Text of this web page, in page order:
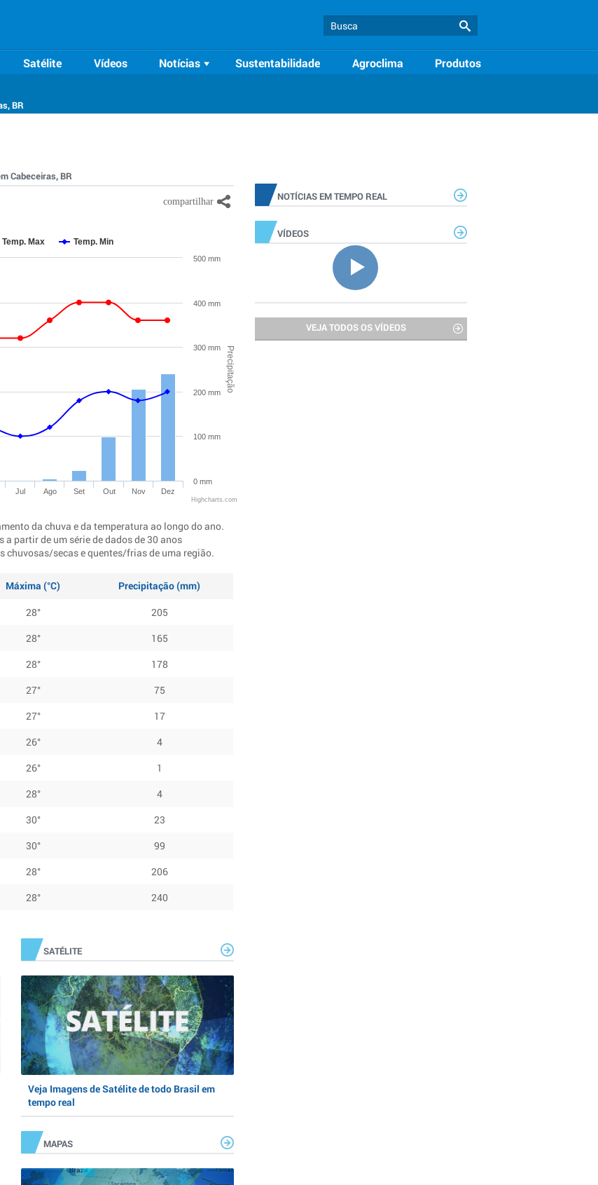
Satélite Vídeos Notícias Sustentabilidade Agroclima Produtos
BR
Cabeceiras, BR
Precipitação
Temp. Max Temp. Min
Jul Ago Set Out Nov Dez
0 mm
100 mm
200 mm
300 mm
400 mm
500 mm
Highcharts.com
da chuva e da temperatura ao longo do ano.
partir de um série de dados de 30 anos
chuvosas/secas e quentes/frias de uma região.
Máxima (°C)
Precipitação (mm)
28°
205
28°
165
28°
178
27°
75
27°
17
26°
4
26°
1
28°
4
30°
23
30°
99
28°
206
28° 240
NOTÍCIAS EM TEMPO REAL
VÍDEOS
VEJA TODOS OS VÍDEOS
SATÉLITE
Veja Imagens de Satélite de todo Brasil em
tempo real
MAPAS